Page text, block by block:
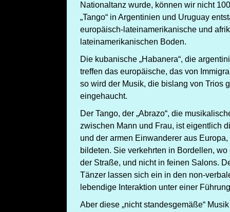
Nationaltanz wurde, können wir nicht
„Tango“ in Argentinien und Uruguay
europäisch-lateinamerikanische und
lateinamerikanischen Boden.
Die kubanische „Habanera“, die
treffen das europäische, das von
so wird der Musik, die bislang von Trios
eingehaucht.
Der Tango, der „Abrazo“, die
zwischen Mann und Frau, ist eigentlich
und der armen Einwanderer aus
bildeten. Sie verkehrten in Bordellen,
der Straße, und nicht in feinen Salons.
Tänzer lassen sich ein in den non-
lebendige Interaktion unter einer
Aber diese „nicht standesgemäße“